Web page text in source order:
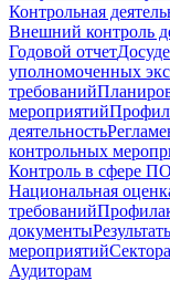
Контрольная
Внешний контроль
Годовой отчет
уполномоченных
требований
мероприятий
деятельность
контрольных
Контроль в сфере
Национальная
требований
документы
мероприятий
Аудиторам